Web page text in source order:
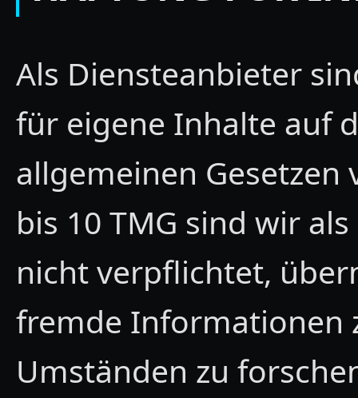
Als Diensteanbieter
für eigene Inhalte auf
allgemeinen Gesetzen
bis 10 TMG sind wir
nicht verpflichtet,
fremde Informationen
Umständen zu